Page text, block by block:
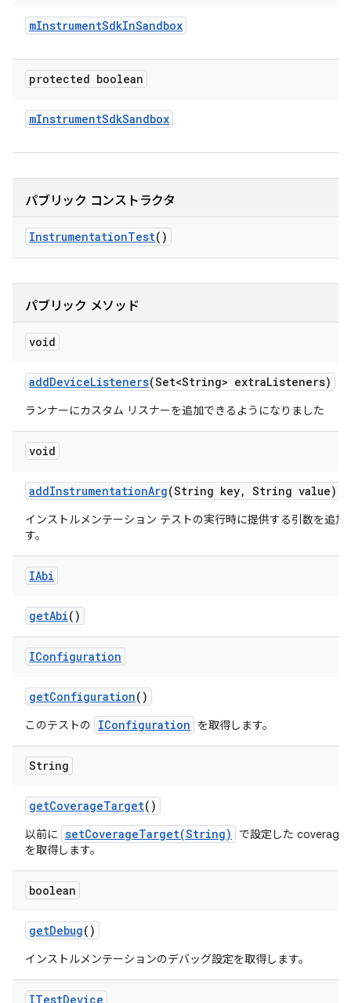
mInstrumentSdkInSandbox
protected boolean
mInstrumentSdkSandbox
パブリック コンストラクタ
InstrumentationTest()
パブリック メソッド
void
addDeviceListeners(Set<String> extraListeners)
ランナーにカスタム リスナーを追加できるようになりました
void
addInstrumentationArg(String key, String value)
インストルメンテーション テストの実行時に提供する引数を追加
す。
IAbi
getAbi()
IConfiguration
getConfiguration()
このテストの IConfiguration を取得します。
String
getCoverageTarget()
以前に setCoverageTarget(String)
で設定した
を取得します。
boolean
getDebug()
インストルメンテーションのデバッグ設定を取得します。
ITestDevice